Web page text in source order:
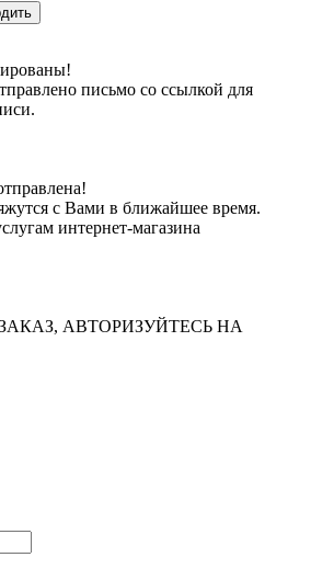
письмо со ссылкой для
с Вами в ближайшее время.
интернет-магазина
АВТОРИЗУЙТЕСЬ НА